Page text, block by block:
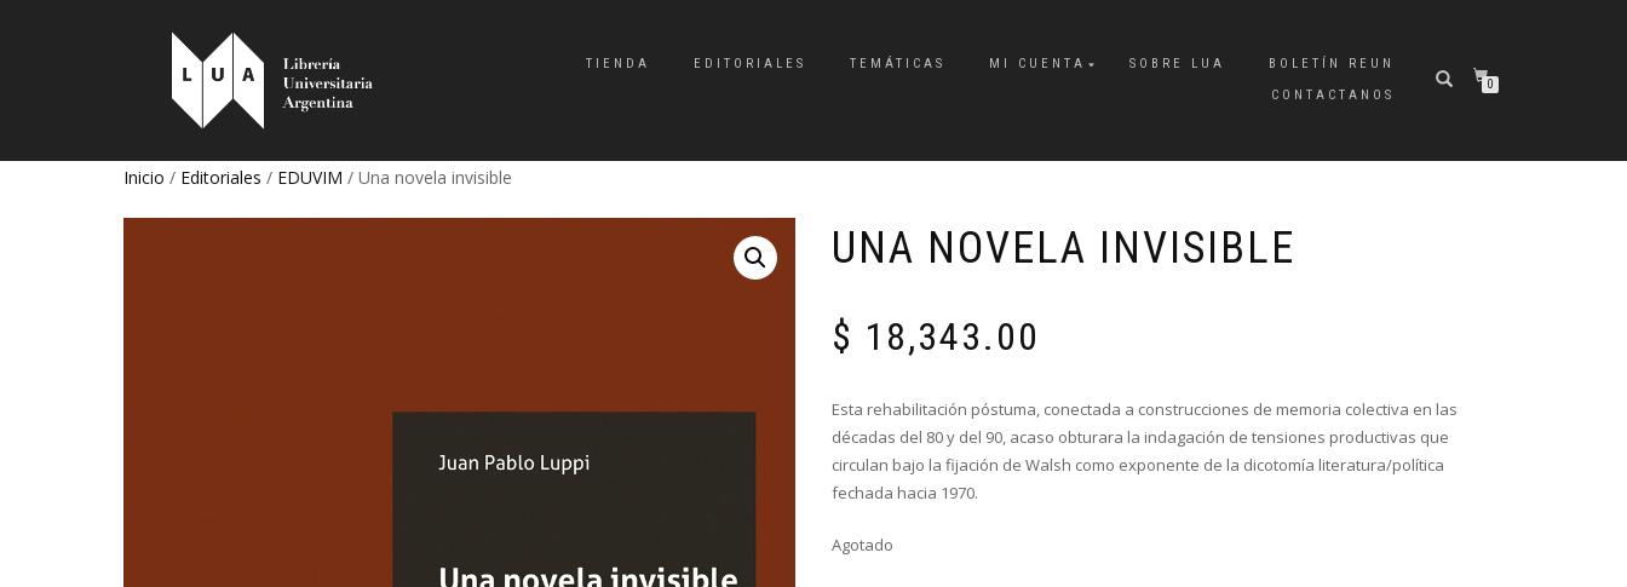
TIENDA EDITORIALES TEMÁTICAS MI CUENTA SOBRE LUA
BOLETÍN REUN
CONTACTANOS
0
Inicio / Editoriales / EDUVIM / Una novela invisible
UNA NOVELA INVISIBLE
$ 18,343.00
Esta rehabilitación póstuma, conectada a construcciones de memoria colectiva en las
décadas del 80 y del 90, acaso obturara la indagación de tensiones productivas que
circulan bajo la fijación de Walsh como exponente de la dicotomía literatura/política
fechada hacia 1970.
Agotado